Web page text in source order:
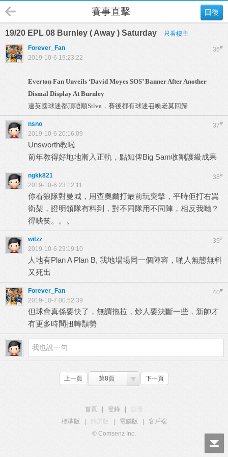
回復
賽事直擊
19/20 EPL 08 Burnley ( Away ) Saturday 只看樓主
36#
Forever_Fan
2019-10-6 19:23:22
Everton Fan Unveils ‘David Moyes SOS’ Banner After Another
Dismal Display At Burnley
連英國球迷都頂唔順Silva，賽後都有球迷召喚老莫回歸
37#
nsno
2019-10-6 20:16:09
Unsworth教啦
前年教得好地地漸入正軌，點知俾Big Sam收割護級成果
38#
ngkk821
2019-10-6 23:12:11
你看狼隊對曼城，用查奧爾打最前玩突擊，平時佢打右翼
衛架，證明領隊有料到，對不同隊用不同陣，相反我哋？
得啖笑。。。
39#
witzz
2019-10-6 23:19:10
人地有Plan A Plan B, 我地場場同一個陣容，啲人無態無料
又死出
40#
Forever_Fan
2019-10-7 00:52:39
但球會真係要快了，無謂拖拉，炒人要決斷一些，新帥才
有更多時間扭轉頹勢
上一頁 第8頁 下一頁
首頁 登錄
標準版
觸屏版 電腦版
客戶端
© Comsenz Inc.